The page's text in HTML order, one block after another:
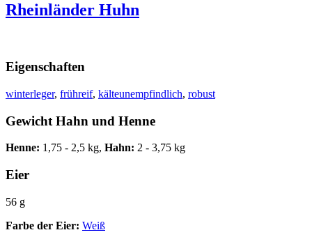
Rheinländer Huhn
Eigenschaften
winterleger, frühreif, kälteunempfindlich, robust
Gewicht Hahn und Henne
Henne: 1,75 - 2,5 kg, Hahn: 2 - 3,75 kg
Eier
56 g
Farbe der Eier: Weiß